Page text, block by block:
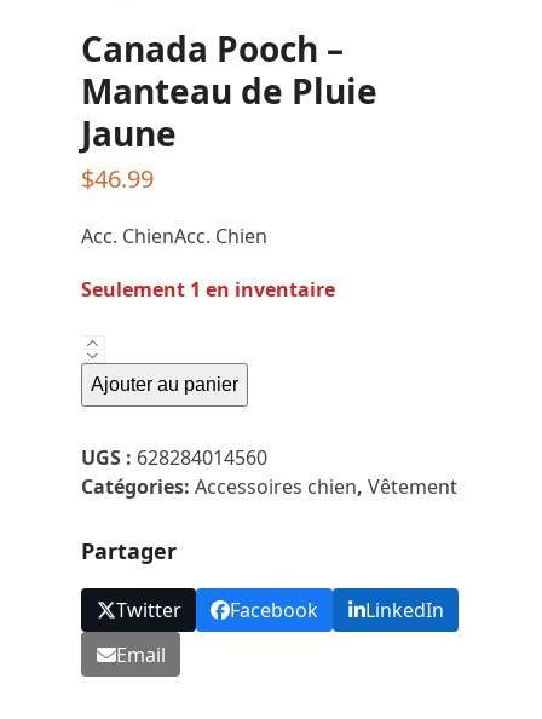
Canada Pooch –
Manteau de Pluie
Jaune
$46.99
Acc. ChienAcc. Chien
Seulement 1 en inventaire
quantité
de
Canada
-
Manteau
Pluie
Ajouter au panier
UGS : 628284014560
Catégories:Accessoires chien,Vêtement
Partager
Twitter Facebook
LinkedIn
Email